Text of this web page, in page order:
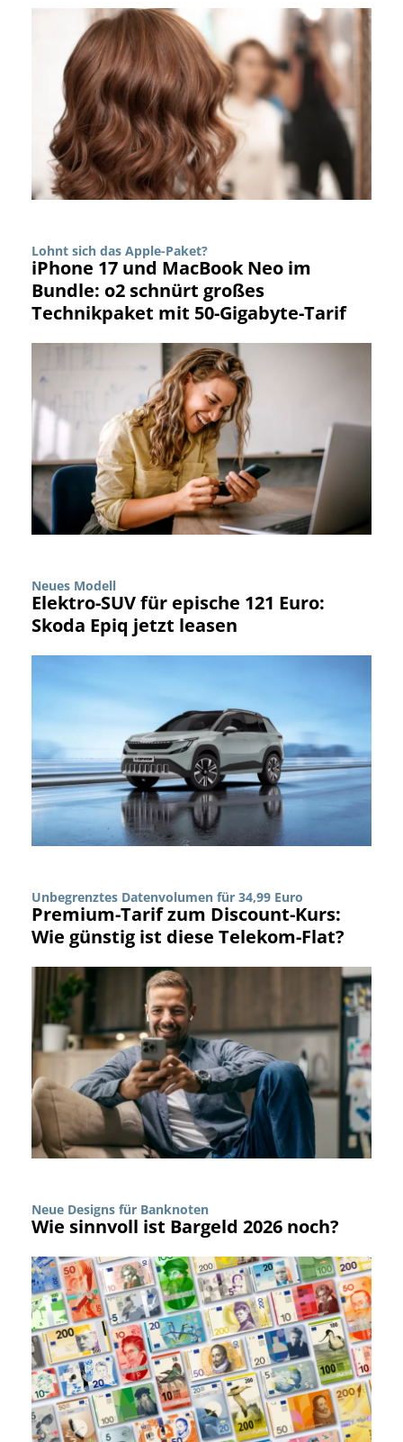
Lohnt sich das Apple-Paket?
iPhone 17 und MacBook Neo im
Bundle: o2 schnürt großes
Technikpaket mit 50-Gigabyte-Tarif
Neues Modell
Elektro-SUV für epische 121 Euro:
Skoda Epiq jetzt leasen
Unbegrenztes Datenvolumen für 34,99 Euro
Premium-Tarif zum Discount-Kurs:
Wie günstig ist diese Telekom-Flat?
Neue Designs für Banknoten
Wie sinnvoll ist Bargeld 2026 noch?